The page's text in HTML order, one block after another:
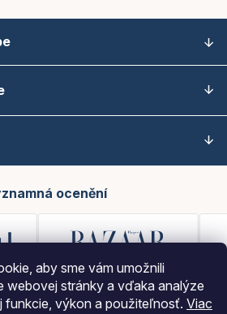
aby sme vám umožnili
webovej stránky a vďaka analýze
funkcie, výkon a použiteľnosť. Viac
ocenění